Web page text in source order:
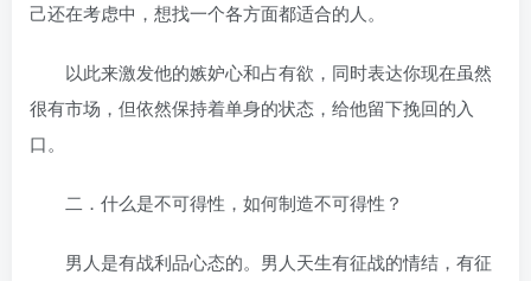
己还在考虑中，想找一个各方面都适合的人。
以此来激发他的嫉妒心和占有欲，同时表达你现在虽然
很有市场，但依然保持着单身的状态，给他留下挽回的入
口。
二．什么是不可得性，如何制造不可得性？
男人是有战利品心态的。男人天生有征战的情结，有征